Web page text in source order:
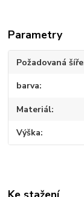
Parametry
Požadovaná šíře
barva
Materiál
Výška